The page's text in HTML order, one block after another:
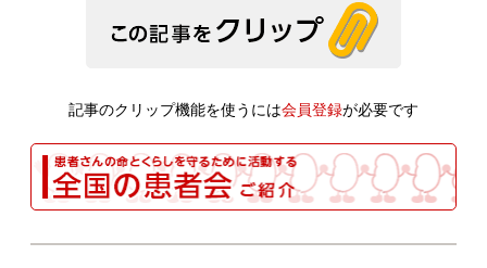
記事のクリップ機能を使うには会員登録が必要です